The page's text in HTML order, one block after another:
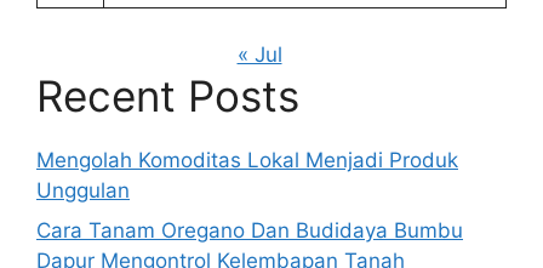
« Jul
Recent Posts
Mengolah Komoditas Lokal Menjadi Produk
Unggulan
Cara Tanam Oregano Dan Budidaya Bumbu
Dapur Mengontrol Kelembapan Tanah